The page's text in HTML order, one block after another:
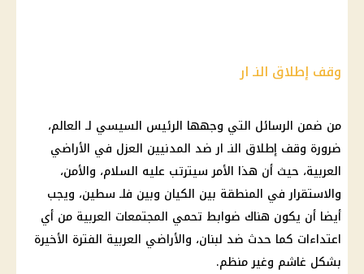
وقف إطلاق النـ ار
من ضمن الرسائل التي وجهها الرئيس السيسي لـ العالم،
ضرورة وقف إطلاق النـ ار ضد المدنيين العزل في الأراضي
العربية، حيث أن هذا الأمر سيترتب عليه السلام، والأمن،
والاستقرار في المنطقة بين الكيان وبين فلـ سطين، ويجب
أيضا أن يكون هناك ضوابط تحمي المجتمعات العربية من أي
اعتداءات كما حدث ضد لبنان، والأراضي العربية الفترة الأخيرة
بشكل غاشم وغير منظم.